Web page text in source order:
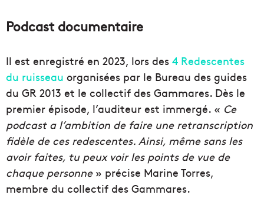
Podcast documentaire
Il est enregistré en 2023, lors des 4 Redescentes
du ruisseau organisées par le Bureau des guides
du GR 2013 et le collectif des Gammares. Dès le
premier épisode, l’auditeur est immergé. « Ce
podcast a l’ambition de faire une retranscription
fidèle de ces redescentes. Ainsi, même sans les
avoir faites, tu peux voir les points de vue de
chaque personne» précise Marine Torres,
membre du collectif des Gammares.